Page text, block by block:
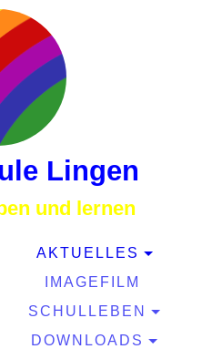
Lingen
und lernen
AKTUELLES
IMAGEFILM
SCHULLEBEN
DOWNLOADS